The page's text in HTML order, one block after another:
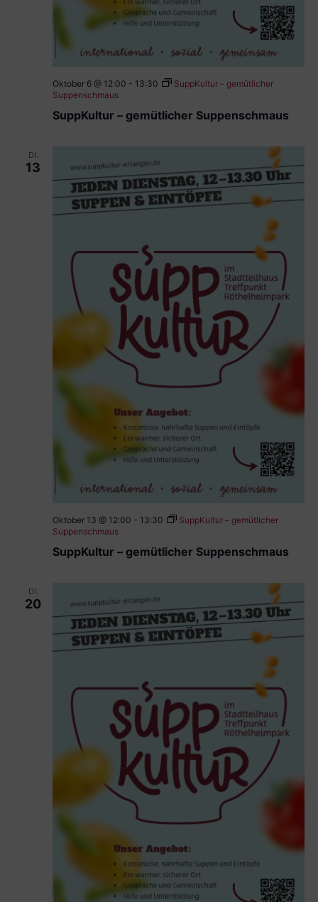
SuppKultur – gemütlicher Suppenschmaus
Oktober 6 @ 12:00 - 13:30
SuppKultur – gemütlicher
Suppenschmaus
DI.
13
SuppKultur – gemütlicher Suppenschmaus
Oktober 13 @ 12:00 - 13:30
SuppKultur – gemütlicher
Suppenschmaus
DI.
20